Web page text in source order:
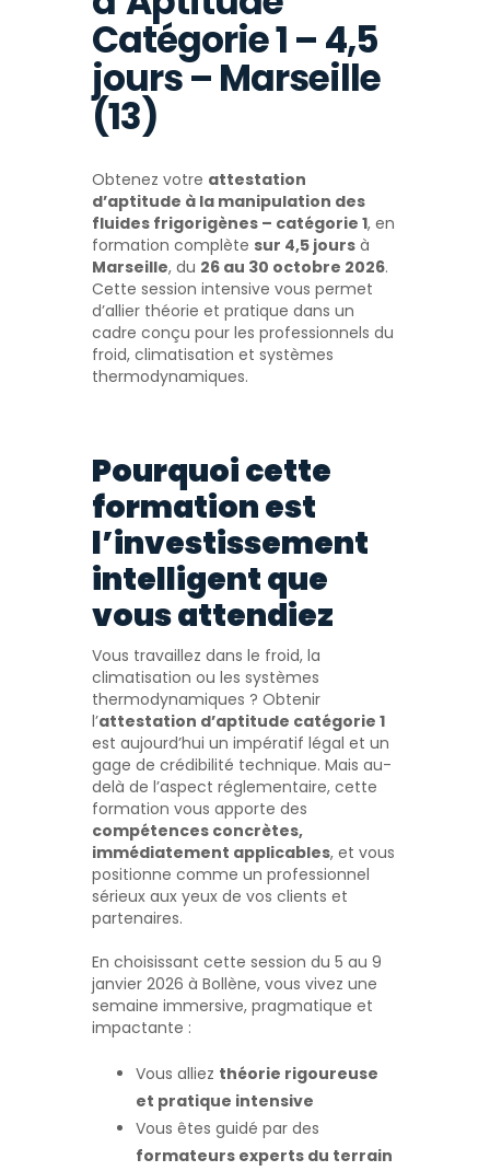
Catégorie 1 – 4,5
jours – Marseille
(13)
Obtenez votre attestation
d’aptitude à la manipulation des
fluides frigorigènes – catégorie 1, en
formation complète sur 4,5 jours à
Marseille, du 26 au 30 octobre 2026.
Cette session intensive vous permet
d’allier théorie et pratique dans un
cadre conçu pour les professionnels du
froid, climatisation et systèmes
thermodynamiques.
Pourquoi cette
formation est
l’investissement
intelligent que
vous attendiez
Vous travaillez dans le froid, la
climatisation ou les systèmes
thermodynamiques ? Obtenir
l’attestation d’aptitude catégorie 1
est aujourd’hui un impératif légal et un
gage de crédibilité technique. Mais au-
delà de l’aspect réglementaire, cette
formation vous apporte des
compétences concrètes,
immédiatement applicables, et vous
positionne comme un professionnel
sérieux aux yeux de vos clients et
partenaires.
En choisissant cette session du 5 au 9
janvier 2026 à Bollène, vous vivez une
semaine immersive, pragmatique et
impactante :
Vous alliez théorie rigoureuse
et pratique intensive
Vous êtes guidé par des
formateurs experts du terrain